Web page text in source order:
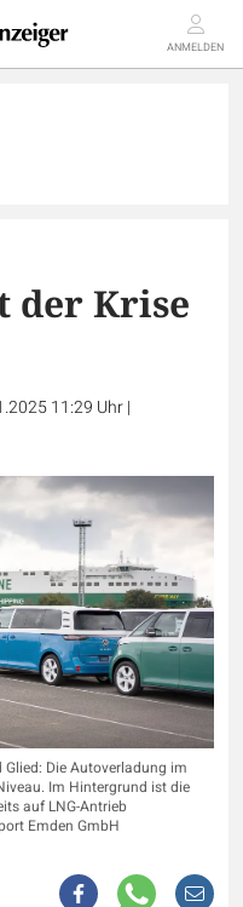
ANMELDEN
der Krise
11:29 Uhr|
Glied: Die Autoverladung im
Im Hintergrund ist die
auf LNG-Antrieb
Emden GmbH